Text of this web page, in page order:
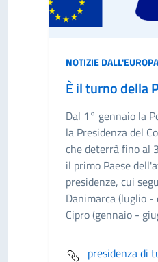
NOTIZIE DALL'EUROPA
È il turno della
Dal 1° gennaio la
la Presidenza del
che deterrà fino al
il primo Paese
presidenze, cui
Danimarca (luglio
Cipro (gennaio -
presidenza di